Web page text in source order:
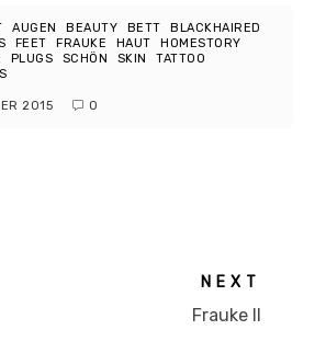
AUGEN BEAUTY BETT
BLACKHAIRED
FEET FRAUKE HAUT
HOMESTORY
PLUGS SCHÖN SKIN
TATTOO
2015 0
NEXT
Frauke II